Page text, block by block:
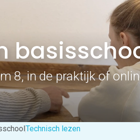
8, in de praktijk of
Technisch lezen